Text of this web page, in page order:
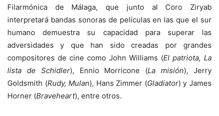
Filarmónica de Málaga, que junto al Coro Ziryab
interpretará bandas sonoras de películas en las que el sur
humano demuestra su capacidad para superar las
adversidades y que han sido creadas por grandes
compositores de cine como John Williams (El patriota, La
lista de Schidler), Ennio Morricone (La misión), Jerry
Goldsmith (Rudy, Mulan), Hans Zimmer (Gladiator) y James
Horner (Braveheart), entre otros.